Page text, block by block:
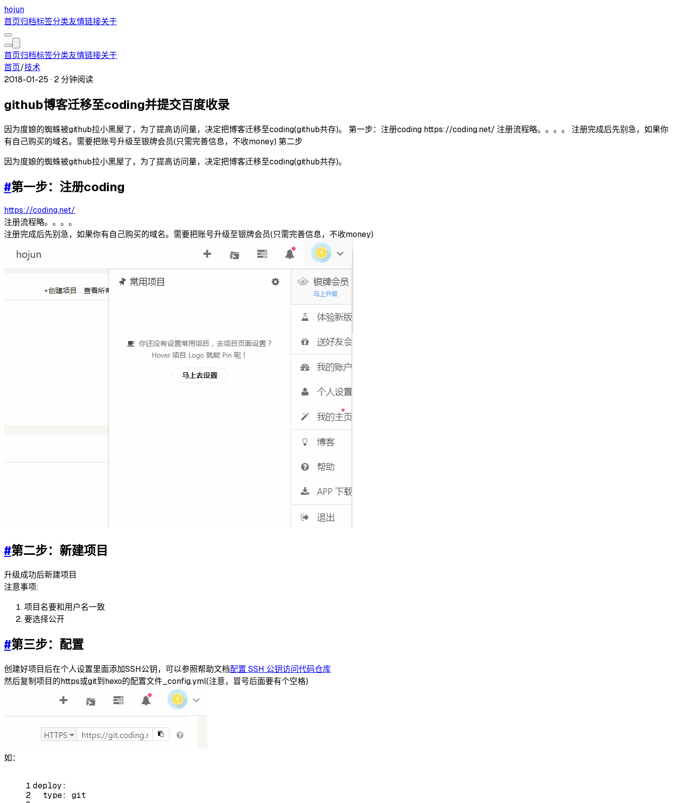
hojun
首页归档标签分类友情链接关于
首页归档标签分类友情链接关于
首页/技术
2018-01-25 · 2 分钟阅读
github博客迁移至coding并提交百度收录
因为度娘的蜘蛛被github拉小黑屋了，为了提高访问量，决定把博客迁移至coding(github共存)。 第一步：注册coding https://coding.net/ 注册流程略。。。。 注册完成后先别急，如果你
有自己购买的域名。需要把账号升级至银牌会员(只需完善信息，不收money) 第二步
因为度娘的蜘蛛被github拉小黑屋了，为了提高访问量，决定把博客迁移至coding(github共存)。
#第一步：注册coding
https://coding.net/
注册流程略。。。。
注册完成后先别急，如果你有自己购买的域名。需要把账号升级至银牌会员(只需完善信息，不收money)
#第二步：新建项目
升级成功后新建项目
注意事项:
项目名要和用户名一致
要选择公开
#第三步：配置
创建好项目后在个人设置里面添加SSH公钥，可以参照帮助文档配置 SSH 公钥访问代码仓库
然后复制项目的https或git到hexo的配置文件_config.yml(注意，冒号后面要有个空格)
如：
1
2
deploy:
type:
git